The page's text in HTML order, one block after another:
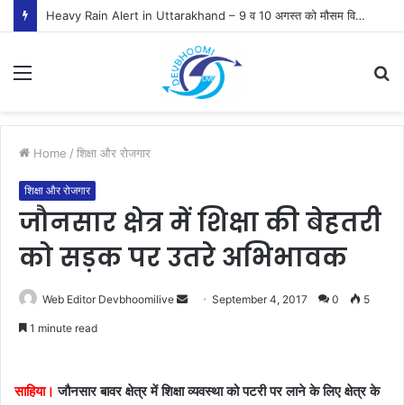
Heavy Rain Alert in Uttarakhand – 9 व 10 अगस्त को मौसम विभाग ने जारी किया ऑरेंज व येलो अलर्ट
Menu
Home / शिक्षा और रोजगार
शिक्षा और रोजगार
जौनसार क्षेत्र में शिक्षा की बेहतरी
को सड़क पर उतरे अभिभावक
Web Editor Devbhoomilive
SendSeptember 4, 2017 0 5
1 minute read
साहिया। जौनसार बावर क्षेत्र में शिक्षा व्यवस्था को पटरी पर लाने के लिए क्षेत्र के